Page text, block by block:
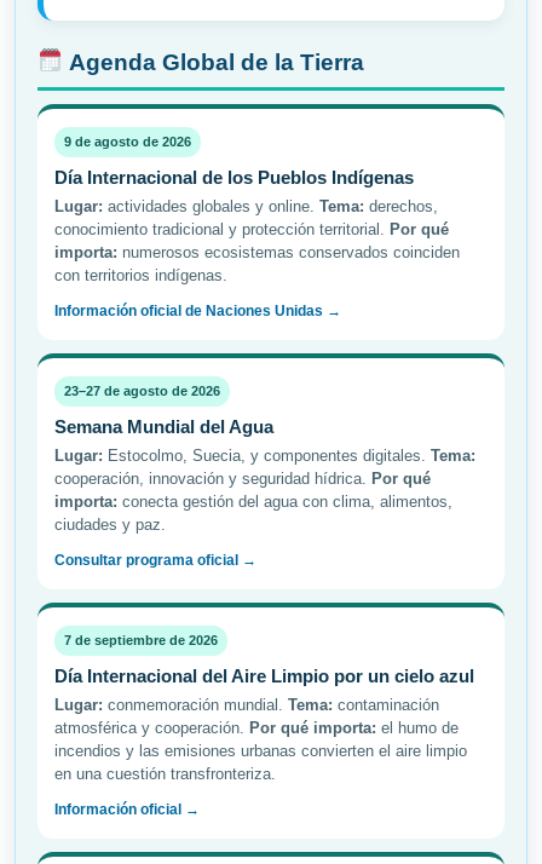
Agenda Global de la Tierra
9 de agosto de 2026
Día Internacional de los Pueblos Indígenas
Lugar: actividades globales y online. Tema: derechos,
conocimiento tradicional y protección territorial. Por qué
importa: numerosos ecosistemas conservados coinciden
con territorios indígenas.
Información oficial de Naciones Unidas →
23–27 de agosto de 2026
Semana Mundial del Agua
Lugar: Estocolmo, Suecia, y componentes digitales. Tema:
cooperación, innovación y seguridad hídrica. Por qué
importa: conecta gestión del agua con clima, alimentos,
ciudades y paz.
Consultar programa oficial →
7 de septiembre de 2026
Día Internacional del Aire Limpio por un cielo azul
Lugar: conmemoración mundial. Tema: contaminación
atmosférica y cooperación. Por qué importa: el humo de
incendios y las emisiones urbanas convierten el aire limpio
en una cuestión transfronteriza.
Información oficial →